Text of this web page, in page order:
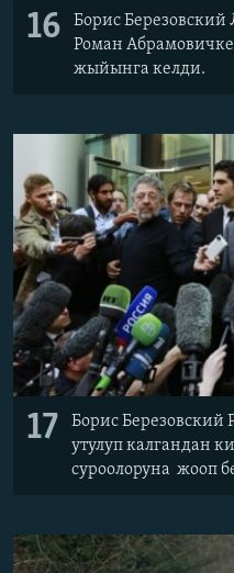
16
Борис
Роман
жыйынга келди.
17
Борис Березовский
утулуп калгандан
суроолоруна жооп